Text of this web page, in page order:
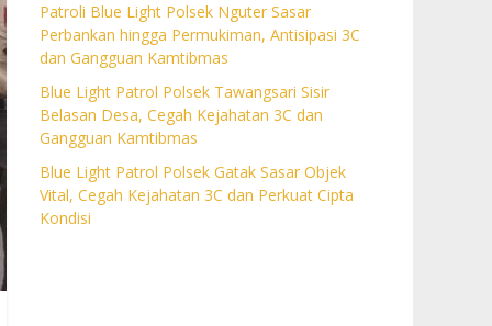
Patroli Blue Light Polsek Nguter Sasar
Perbankan hingga Permukiman, Antisipasi 3C
dan Gangguan Kamtibmas
Blue Light Patrol Polsek Tawangsari Sisir
Belasan Desa, Cegah Kejahatan 3C dan
Gangguan Kamtibmas
Blue Light Patrol Polsek Gatak Sasar Objek
Vital, Cegah Kejahatan 3C dan Perkuat Cipta
Kondisi